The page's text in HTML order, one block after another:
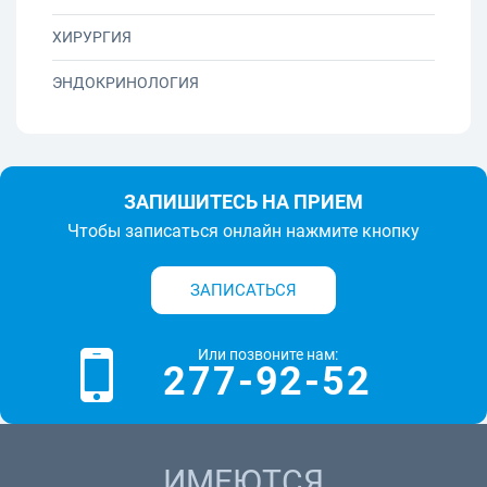
ХИРУРГИЯ
ЭНДОКРИНОЛОГИЯ
ЗАПИШИТЕСЬ НА ПРИЕМ
Чтобы записаться онлайн нажмите кнопку
ЗАПИСАТЬСЯ
Или позвоните нам:
277-92-52